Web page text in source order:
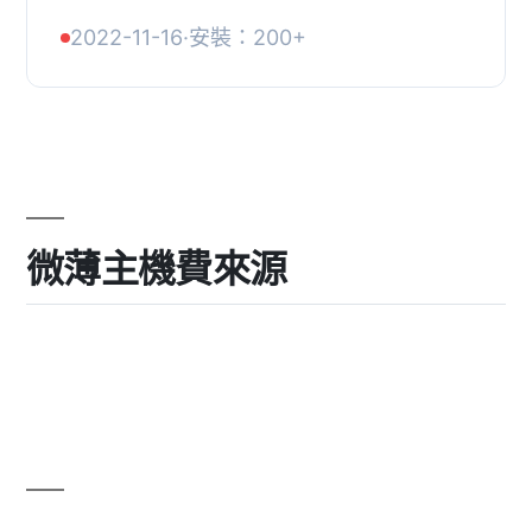
的代碼即可輕鬆捕獲客戶評論。,
Google 強調擁有強...
2022-11-16·安裝：200+
微薄主機費來源